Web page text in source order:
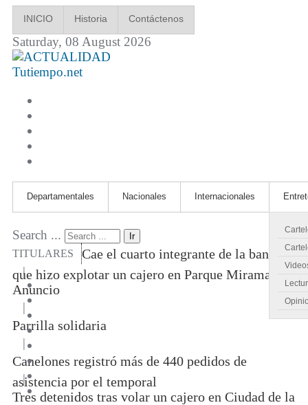
INICIO Historia Contáctenos
Saturday, 08 August 2026
Tutiempo.net
Departamentales Nacionales Internacionales
Search ... Ir
TITULARES
Cae el cuarto integrante de la banda
que hizo explotar un cajero en Parque Miramar
|
Anuncio
|
Parrilla solidaria
|
Canelones registró más de 440 pedidos de
asistencia por el temporal
|
Tres detenidos tras volar un cajero en Ciudad de la